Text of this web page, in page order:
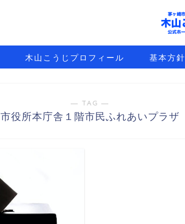
木山こうじプロフィール 基本方針
― TAG ―
市役所本庁舎１階市民ふれあいプラザ